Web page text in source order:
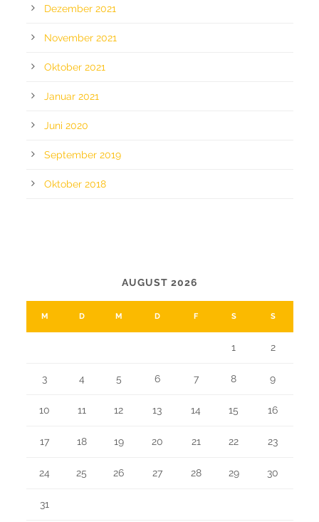
Dezember 2021
November 2021
Oktober 2021
Januar 2021
Juni 2020
September 2019
Oktober 2018
AUGUST 2026
M D M D F S S
1 2
3 4 5 6 7 8 9
10 11 12 13 14 15 16
17 18 19 20 21 22 23
24 25 26 27 28 29 30
31